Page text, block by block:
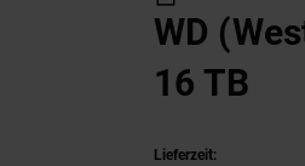
WD
16 TB
Lieferzeit: